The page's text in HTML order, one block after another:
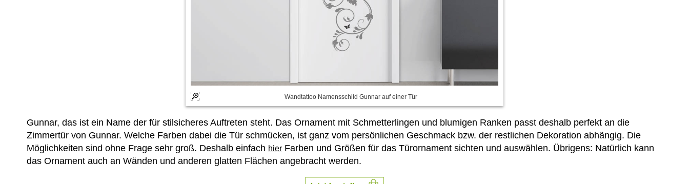
Wandtattoo Namensschild Gunnar auf einer Tür
Gunnar, das ist ein Name der für stilsicheres Auftreten steht. Das Ornament mit Schmetterlingen und blumigen Ranken passt deshalb perfekt an die
Zimmertür von Gunnar. Welche Farben dabei die Tür schmücken, ist ganz vom persönlichen Geschmack bzw. der restlichen Dekoration abhängig. Die
Möglichkeiten sind ohne Frage sehr groß. Deshalb einfach hier Farben und Größen für das Türornament sichten und auswählen. Übrigens: Natürlich kann
das Ornament auch an Wänden und anderen glatten Flächen angebracht werden.